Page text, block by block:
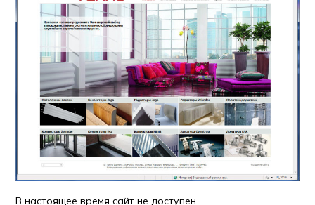
В настоящее время сайт не доступен